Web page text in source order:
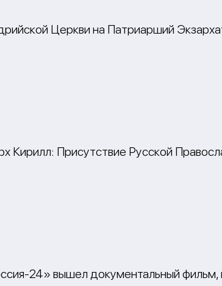
Церкви на Патриарший
Кирилл: Присутствие Русской
24» вышел документальный